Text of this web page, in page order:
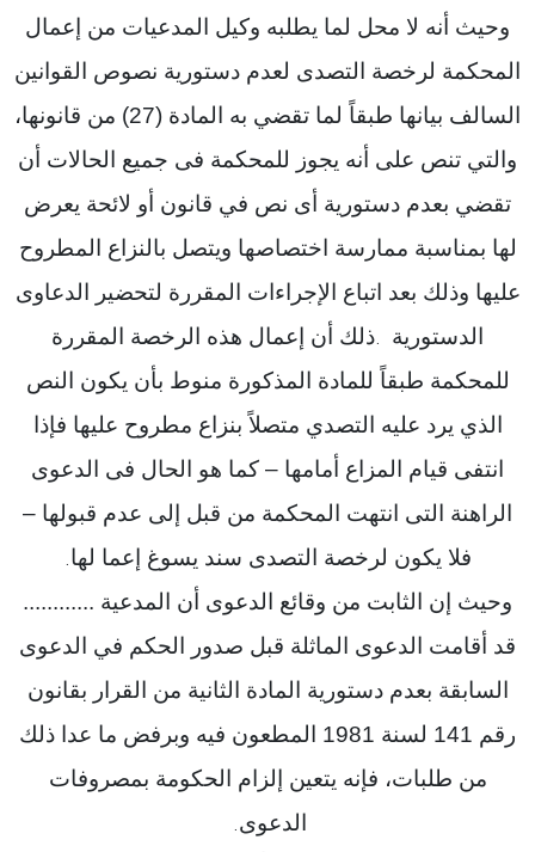
وحيث أنه لا محل لما يطلبه وكيل المدعيات من إعمال
المحكمة لرخصة التصدى لعدم دستورية نصوص القوانين
السالف بيانها طبقاً لما تقضي به المادة (27) من قانونها،
والتي تنص على أنه يجوز للمحكمة فى جميع الحالات أن
تقضي بعدم دستورية أى نص في قانون أو لائحة يعرض
لها بمناسبة ممارسة اختصاصها ويتصل بالنزاع المطروح
عليها وذلك بعد اتباع الإجراءات المقررة لتحضير الدعاوى
الدستورية
.ذلك أن إعمال هذه الرخصة المقررة
للمحكمة طبقاً للمادة المذكورة منوط بأن يكون النص
الذي يرد عليه التصدي متصلاً بنزاع مطروح عليها فإذا
انتفى قيام المزاع أمامها – كما هو الحال فى الدعوى
الراهنة التى انتهت المحكمة من قبل إلى عدم قبولها –
فلا يكون لرخصة التصدى سند يسوغ إعما لها.
وحيث إن الثابت من وقائع الدعوى أن المدعية ............
قد أقامت الدعوى الماثلة قبل صدور الحكم في الدعوى
السابقة بعدم دستورية المادة الثانية من القرار بقانون
رقم 141 لسنة 1981 المطعون فيه وبرفض ما عدا ذلك
من طلبات، فإنه يتعين إلزام الحكومة بمصروفات
الدعوى.